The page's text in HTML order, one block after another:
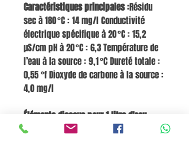
Caractéristiques principales :Résidu
sec à 180 °C : 14 mg/l Conductivité
électrique spécifique à 20 °C : 15,2
µS/cm pH à 20 °C : 6,3 Température de
l’eau à la source : 9,1 °C Dureté totale :
0,55 °f Dioxyde de carbone à la source :
4,0 mg/l
Éléments dissous pour 1 litre d’eau
:Bicarbonates (HCO₃⁻) : 5,0 mg/l Calcium